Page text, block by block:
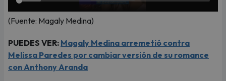
(Fuente: Magaly Medina)
PUEDES VER: Magaly Medina arremetió contra
Melissa Paredes por cambiar versión de su romance
con Anthony Aranda